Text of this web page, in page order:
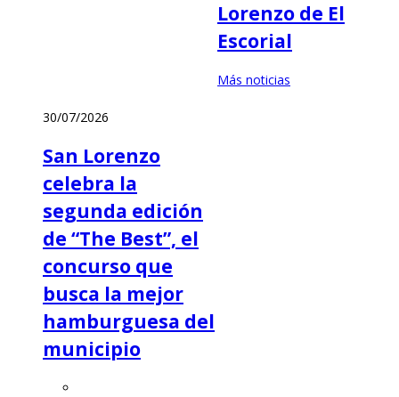
Lorenzo de El
Escorial
30/07/2026
San Lorenzo
celebra la
segunda edición
de “The Best”, el
concurso que
busca la mejor
hamburguesa del
municipio
Más noticias